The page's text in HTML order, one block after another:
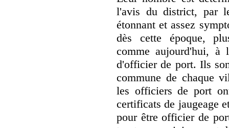
l'avis du district, par
étonnant et assez
dès cette époque,
comme aujourd'hui, à
d'officier de port. Ils
commune de chaque
les officiers de port
certificats de jaugeage
pour être officier de